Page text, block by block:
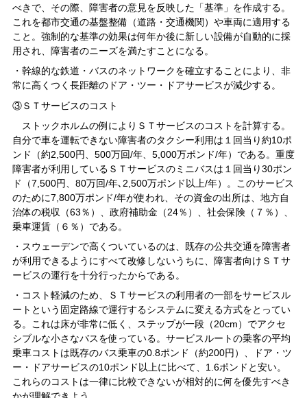
べきで、その際、障害者の意見を反映した「基準」を作成する。
これを都市交通の基盤整備（道路・交通機関）や車両に適用する
こと。強制的な基準の効果は何年か後に新しい設備が自動的に採
用され、障害者のニーズを満たすことになる。
・幹線的な鉄道・バスのネットワークを確立することにより、非
常に高くつく長距離のドア・ツー・ドアサービスが減少する。
③ＳＴサービスのコスト
ストックホルムの例によりＳＴサービスのコストを計算する。
自分で車を運転できない障害者のタクシー利用は１回当り約10ポ
ンド（約2,500円、500万回/年、5,000万ポンド/年）である。重度
障害者が利用しているＳＴサービスのミニバスは１回当り30ポン
ド（7,500円、80万回/年､2,500万ポンド以上/年）。このサービス
のために7,800万ポンド/年が使われ、その資金の出所は、地方自
治体の税収（63％）、政府補助金（24％）、社会保険（７％）、
乗車運賃（６％）である。
・スウェーデンで高くついているのは、既存の公共交通を障害者
が利用できるようにすべて改修しないうちに、障害者向けＳＴサ
ービスの運行を十分行ったからである。
・コスト軽減のため、ＳＴサービスの利用者の一部をサービスル
ートという固定路線で運行するシステムに変える方式をとってい
る。これは床が非常に低く、ステップが一段（20cm）でアクセ
シブルな小さなバスを使っている。サービスルートの乗客の平均
乗車コストは既存のバス乗車の0.8ポンド（約200円）、ドア・ツ
ー・ドアサービスの10ポンド以上に比べて、1.6ポンドと安い。
これらのコストは一律に比較できないが相対的に何を優先すべき